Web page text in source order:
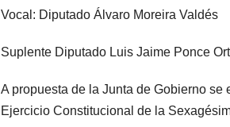
Vocal: Diputado Álvaro Moreira Valdés
Suplente Diputado Luis Jaime Ponce
A propuesta de la Junta de Gobierno
Ejercicio Constitucional de la